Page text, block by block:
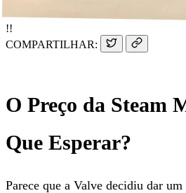
!!
COMPARTILHAR:
O Preço da Steam
Que Esperar?
Parece que a Valve decidiu dar um